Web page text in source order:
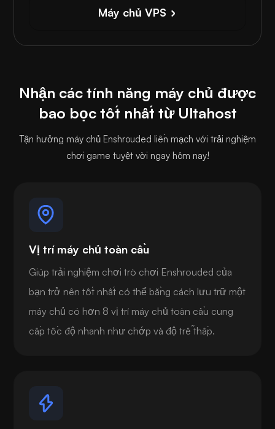
Máy chủ VPS
Nhận các tính năng máy chủ được
bao bọc tốt nhất từ Ultahost
Tận hưởng máy chủ Enshrouded liền mạch với trải nghiệm
chơi game tuyệt vời ngay hôm nay!
Vị trí máy chủ toàn cầu
Giúp trải nghiệm chơi trò chơi Enshrouded của
bạn trở nên tốt nhất có thể bằng cách lưu trữ một
máy chủ có hơn 8 vị trí máy chủ toàn cầu cung
cấp tốc độ nhanh như chớp và độ trễ thấp.